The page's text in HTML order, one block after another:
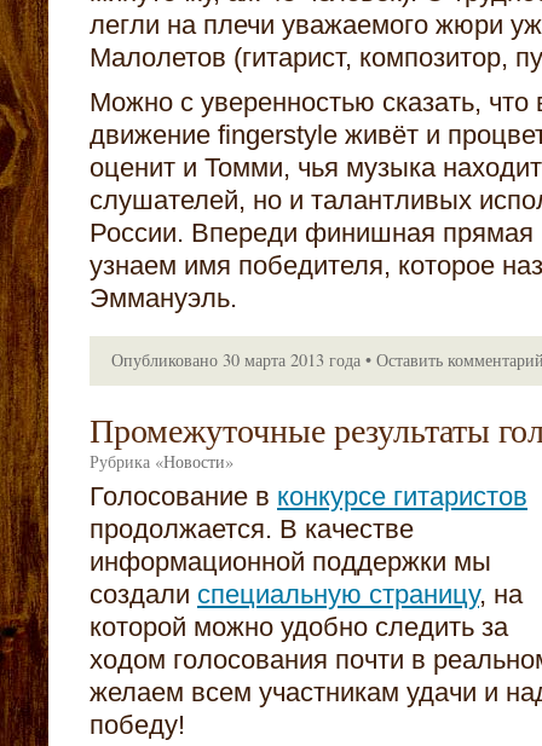
легли на плечи уважаемого жюри
Малолетов (гитарист, композитор,
Можно с уверенностью сказать,
движение fingerstyle живёт и
оценит и Томми, чья музыка
слушателей, но и талантливых
России. Впереди финишная
узнаем имя победителя, которое
Эммануэль.
Опубликовано 30 марта 2013 года • Оставить
Промежуточные результаты
Рубрика «Новости»
Голосование в конкурсе гитаристов
продолжается. В качестве
информационной поддержки мы
создали специальную страницу, на
которой можно удобно следить за
ходом голосования почти в
желаем всем участникам удачи и
победу!